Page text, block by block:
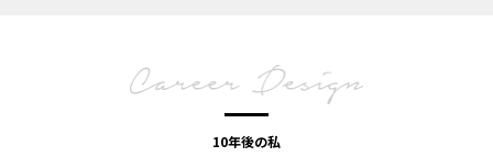
10年後の私